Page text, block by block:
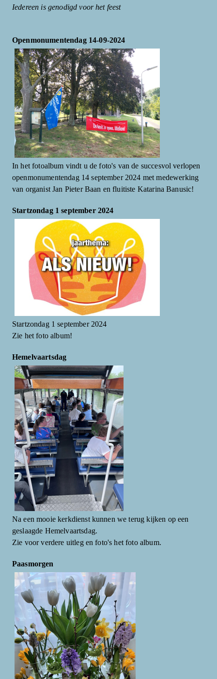
Iedereen is genodigd voor het feest
Openmonumentendag 14-09-2024
In het fotoalbum vindt u de foto's van de succesvol verlopen
openmonumentendag 14 september 2024 met medewerking
van organist Jan Pieter Baan en fluitiste Katarina Banusic!
Startzondag 1 september 2024
Startzondag 1 september 2024
Zie het foto album!
Hemelvaartsdag
Na een mooie kerkdienst kunnen we terug kijken op een
geslaagde Hemelvaartsdag.
Zie voor verdere uitleg en foto's het foto album.
Paasmorgen